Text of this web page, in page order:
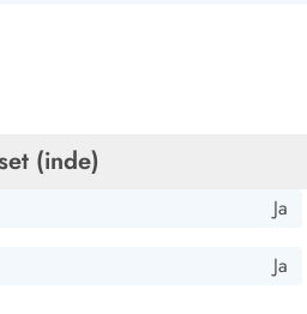
standerlampe i stue-spisefeltet til at
(inde)
Ja
Ja